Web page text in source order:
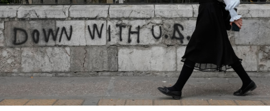
PODCAST
NEWSLETTER
I MIEI PREFERITI